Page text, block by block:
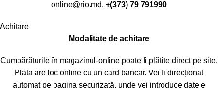
online@rio.md, +(373) 79 791990
Achitare
Modalitate de achitare
Cumpărăturile în magazinul-online poate fi plătite direct pe site.
Plata are loc online cu un card bancar. Vei fi direcționat
automat pe pagina securizată, unde vei introduce datele